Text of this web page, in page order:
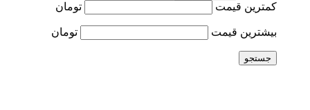
کمترین قیمت
تومان
بیشترین قیمت تومان
جستجو